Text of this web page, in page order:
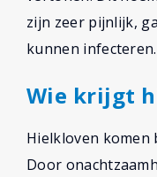
zijn zeer pijnlijk,
kunnen infecteren.
Wie krijgt
Hielkloven komen
Door